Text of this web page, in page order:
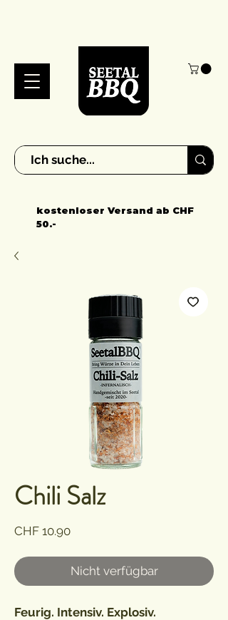
kostenloser Versand ab CHF
50.-
Chili Salz
CHF 10.90Preis
Nicht verfügbar
Feurig. Intensiv. Explosiv.